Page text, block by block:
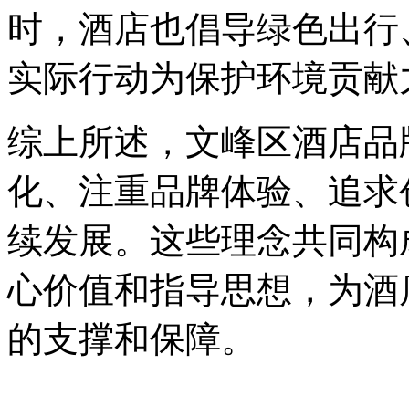
时，酒店也倡导绿色出
实际行动为保护环境贡献
综上所述，文峰区酒店
化、注重品牌体验、追
续发展。这些理念共同
心价值和指导思想，为
的支撑和保障。